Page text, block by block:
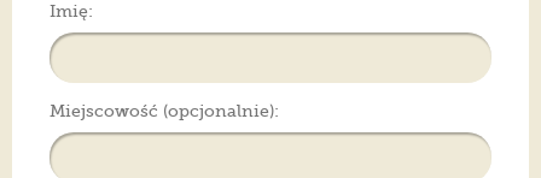
Imię:
Miejscowość (opcjonalnie):